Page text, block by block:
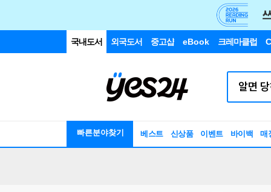
국내도서 외국도서 중고샵 eBook 크레마클럽
빠른분야찾기 베스트 신상품 이벤트 바이백 매